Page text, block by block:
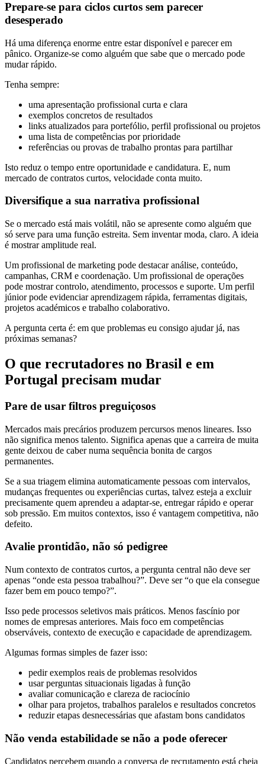
Prepare-se para ciclos curtos sem parecer
desesperado
Há uma diferença enorme entre estar disponível e parecer em
pânico. Organize-se como alguém que sabe que o mercado pode
mudar rápido.
Tenha sempre:
uma apresentação profissional curta e clara
exemplos concretos de resultados
links atualizados para portefólio, perfil profissional ou projetos
uma lista de competências por prioridade
referências ou provas de trabalho prontas para partilhar
Isto reduz o tempo entre oportunidade e candidatura. E, num
mercado de contratos curtos, velocidade conta muito.
Diversifique a sua narrativa profissional
Se o mercado está mais volátil, não se apresente como alguém que
só serve para uma função estreita. Sem inventar moda, claro. A ideia
é mostrar amplitude real.
Um profissional de marketing pode destacar análise, conteúdo,
campanhas, CRM e coordenação. Um profissional de operações
pode mostrar controlo, atendimento, processos e suporte. Um perfil
júnior pode evidenciar aprendizagem rápida, ferramentas digitais,
projetos académicos e trabalho colaborativo.
A pergunta certa é: em que problemas eu consigo ajudar já, nas
próximas semanas?
O que recrutadores no Brasil e em
Portugal precisam mudar
Pare de usar filtros preguiçosos
Mercados mais precários produzem percursos menos lineares. Isso
não significa menos talento. Significa apenas que a carreira de muita
gente deixou de caber numa sequência bonita de cargos
permanentes.
Se a sua triagem elimina automaticamente pessoas com intervalos,
mudanças frequentes ou experiências curtas, talvez esteja a excluir
precisamente quem aprendeu a adaptar-se, entregar rápido e operar
sob pressão. Em muitos contextos, isso é vantagem competitiva, não
defeito.
Avalie prontidão, não só pedigree
Num contexto de contratos curtos, a pergunta central não deve ser
apenas “onde esta pessoa trabalhou?”. Deve ser “o que ela consegue
fazer bem em pouco tempo?”.
Isso pede processos seletivos mais práticos. Menos fascínio por
nomes de empresas anteriores. Mais foco em competências
observáveis, contexto de execução e capacidade de aprendizagem.
Algumas formas simples de fazer isso:
pedir exemplos reais de problemas resolvidos
usar perguntas situacionais ligadas à função
avaliar comunicação e clareza de raciocínio
olhar para projetos, trabalhos paralelos e resultados concretos
reduzir etapas desnecessárias que afastam bons candidatos
Não venda estabilidade se não a pode oferecer
Candidatos percebem quando a conversa de recrutamento está cheia